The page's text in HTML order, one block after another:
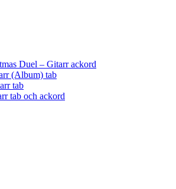
Duel – Gitarr ackord
(Album) tab
tab
tab och ackord